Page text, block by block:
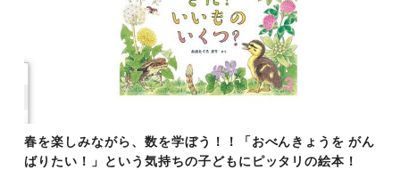
春を楽しみながら、数を学ぼう！！「おべんきょうを がん
ばりたい！」という気持ちの子どもにピッタリの絵本！